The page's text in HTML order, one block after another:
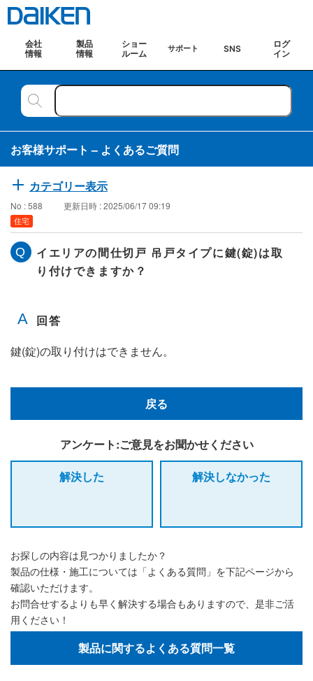
会社
情報
製品
情報
ショー
ルーム
サポート SNS
ログ
イン
お客様サポート – よくあるご質問
カテゴリー表示
No : 588 更新日時 : 2025/06/17 09:19
住宅
イエリアの間仕切戸 吊戸タイプに鍵(錠)は取
り付けできますか？
鍵(錠)の取り付けはできません。
戻る
アンケート:ご意見をお聞かせください
解決した
解決しなかった
お探しの内容は見つかりましたか？
製品の仕様・施工については「よくある質問」を下記ページから
確認いただけます。
お問合せするよりも早く解決する場合もありますので、是非ご活
用ください！
製品に関するよくある質問一覧